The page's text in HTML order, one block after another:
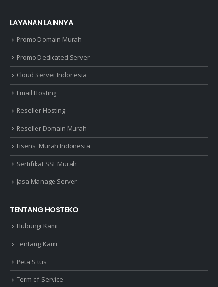
LAYANAN LAINNYA
Promo Domain Murah
Promo Dedicated Server
Cloud Server Indonesia
Email Hosting
Reseller Hosting
Reseller Domain Murah
Lisensi Murah Indonesia
Sertifikat SSL Murah
Jasa Manage Server
TENTANG HOSTEKO
Hubungi Kami
Tentang Kami
Peta Situs
Term of Service